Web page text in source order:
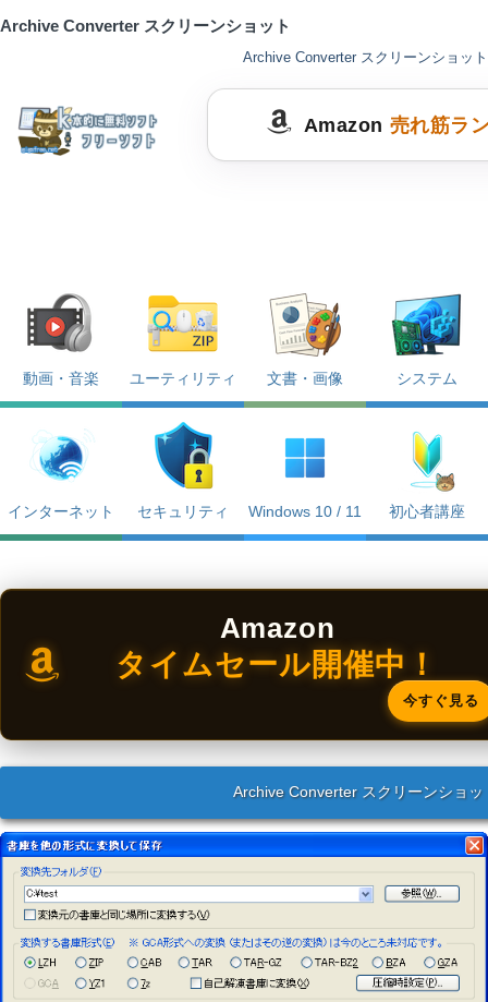
Archive Converter スクリーンショット
Archive Converter スクリーンショット
Amazon 売れ筋ラ
動画・音楽 ユーティリティ 文書・画像 システム
インターネット セキュリティ Windows 10 / 11 初心者講座
Amazon
タイムセール開催中！
今すぐ見る
Archive Converter スクリーンショッ